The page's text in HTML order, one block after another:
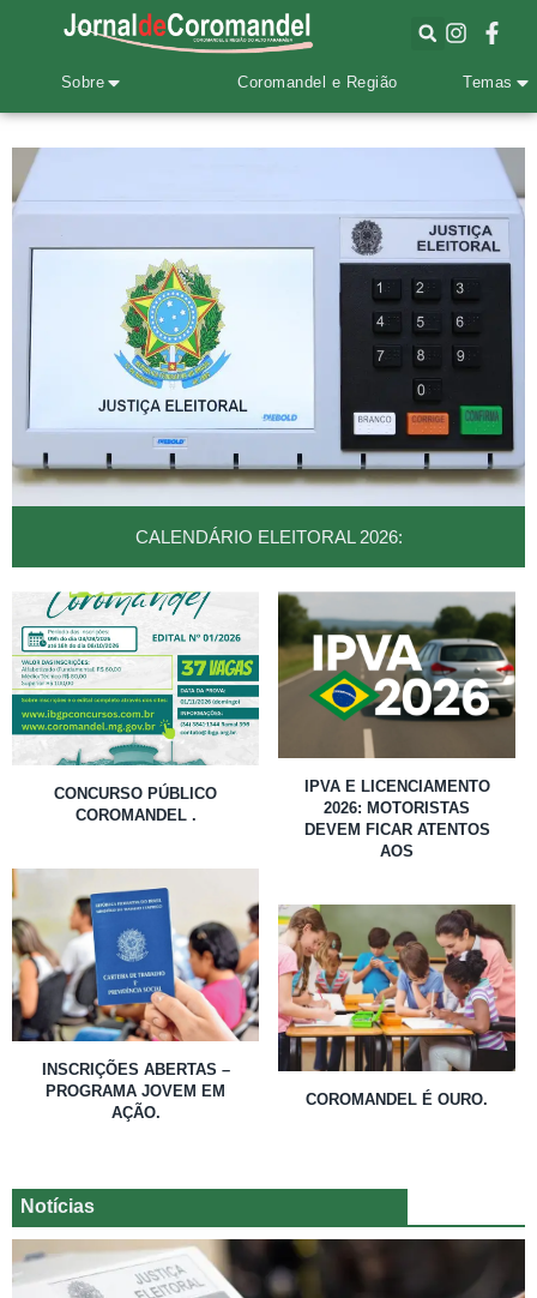
Sobre Coromandel e Região Temas
CALENDÁRIO ELEITORAL 2026:
CONCURSO PÚBLICO
COROMANDEL .
INSCRIÇÕES ABERTAS –
PROGRAMA JOVEM EM
AÇÃO.
IPVA E LICENCIAMENTO
2026: MOTORISTAS
DEVEM FICAR ATENTOS
AOS
COROMANDEL É OURO.
Notícias